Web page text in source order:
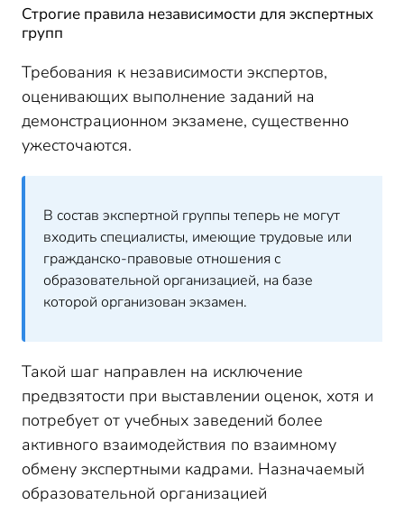
Строгие правила независимости для экспертных
групп
Требования к независимости экспертов,
оценивающих выполнение заданий на
демонстрационном экзамене, существенно
ужесточаются.
В состав экспертной группы теперь не могут
входить специалисты, имеющие трудовые или
гражданско-правовые отношения с
образовательной организацией, на базе
которой организован экзамен.
Такой шаг направлен на исключение
предвзятости при выставлении оценок, хотя и
потребует от учебных заведений более
активного взаимодействия по взаимному
обмену экспертными кадрами. Назначаемый
образовательной организацией